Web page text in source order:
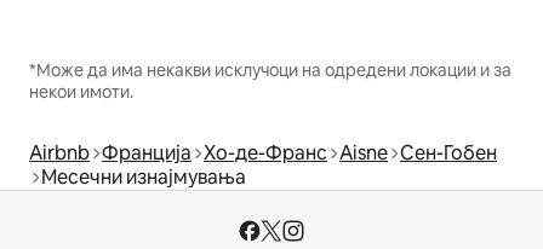
*Може да има некакви исклучоци на одредени локации и за
некои имоти.
Airbnb Франција Хо-де-Франс Aisne Сен-Гобен
Месечни изнајмувања